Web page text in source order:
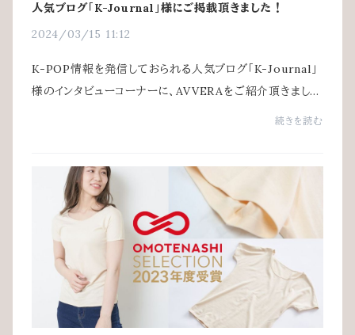
人気ブログ「K-Journal」様にご掲載頂きました！
2024/03/15 11:12
K-POP情報を発信しておられる人気ブログ「K-Journal」
様のインタビューコーナーに、AVVERAをご紹介頂きまし
た！K-Journal様はK-POP、韓流ドラマの情報のほか、日
続きを読む